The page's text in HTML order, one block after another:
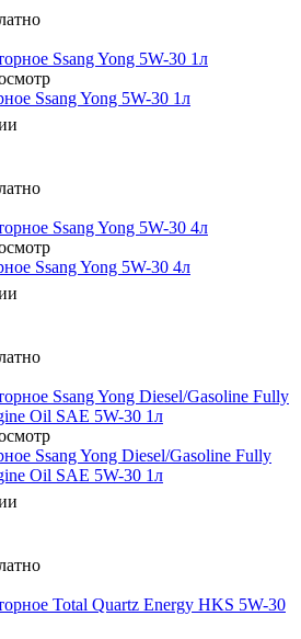
Ssang Yong 5W-30 1л
Ssang Yong 5W-30 4л
Ssang Yong Diesel/Gasoline Fully
Oil SAE 5W-30 1л